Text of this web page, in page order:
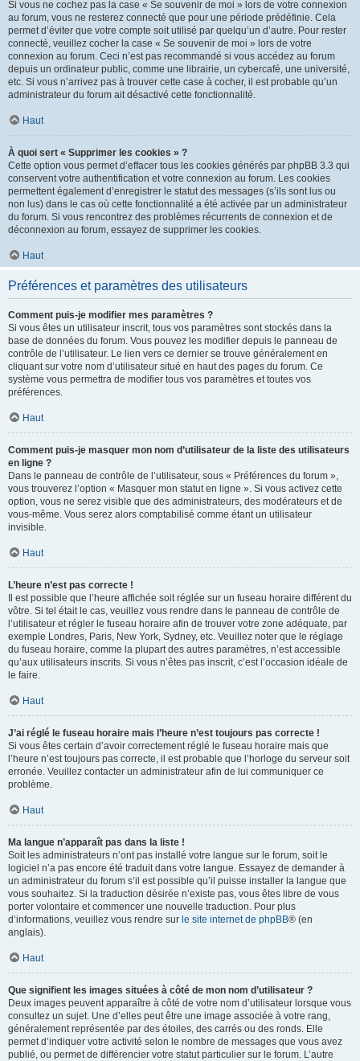
Si vous ne cochez pas la case « Se souvenir de moi » lors de votre connexion
au forum, vous ne resterez connecté que pour une période prédéfinie. Cela
permet d’éviter que votre compte soit utilisé par quelqu’un d’autre. Pour rester
connecté, veuillez cocher la case « Se souvenir de moi » lors de votre
connexion au forum. Ceci n’est pas recommandé si vous accédez au forum
depuis un ordinateur public, comme une librairie, un cybercafé, une université,
etc. Si vous n’arrivez pas à trouver cette case à cocher, il est probable qu’un
administrateur du forum ait désactivé cette fonctionnalité.
Haut
À quoi sert « Supprimer les cookies » ?
Cette option vous permet d’effacer tous les cookies générés par phpBB 3.3 qui
conservent votre authentification et votre connexion au forum. Les cookies
permettent également d’enregistrer le statut des messages (s’ils sont lus ou
non lus) dans le cas où cette fonctionnalité a été activée par un administrateur
du forum. Si vous rencontrez des problèmes récurrents de connexion et de
déconnexion au forum, essayez de supprimer les cookies.
Haut
Préférences et paramètres des utilisateurs
Comment puis-je modifier mes paramètres ?
Si vous êtes un utilisateur inscrit, tous vos paramètres sont stockés dans la
base de données du forum. Vous pouvez les modifier depuis le panneau de
contrôle de l’utilisateur. Le lien vers ce dernier se trouve généralement en
cliquant sur votre nom d’utilisateur situé en haut des pages du forum. Ce
système vous permettra de modifier tous vos paramètres et toutes vos
préférences.
Haut
Comment puis-je masquer mon nom d’utilisateur de la liste des utilisateurs
en ligne ?
Dans le panneau de contrôle de l’utilisateur, sous « Préférences du forum »,
vous trouverez l’option « Masquer mon statut en ligne ». Si vous activez cette
option, vous ne serez visible que des administrateurs, des modérateurs et de
vous-même. Vous serez alors comptabilisé comme étant un utilisateur
invisible.
Haut
L’heure n’est pas correcte !
Il est possible que l’heure affichée soit réglée sur un fuseau horaire différent du
vôtre. Si tel était le cas, veuillez vous rendre dans le panneau de contrôle de
l’utilisateur et régler le fuseau horaire afin de trouver votre zone adéquate, par
exemple Londres, Paris, New York, Sydney, etc. Veuillez noter que le réglage
du fuseau horaire, comme la plupart des autres paramètres, n’est accessible
qu’aux utilisateurs inscrits. Si vous n’êtes pas inscrit, c’est l’occasion idéale de
le faire.
Haut
J’ai réglé le fuseau horaire mais l’heure n’est toujours pas correcte !
Si vous êtes certain d’avoir correctement réglé le fuseau horaire mais que
l’heure n’est toujours pas correcte, il est probable que l’horloge du serveur soit
erronée. Veuillez contacter un administrateur afin de lui communiquer ce
problème.
Haut
Ma langue n’apparaît pas dans la liste !
Soit les administrateurs n’ont pas installé votre langue sur le forum, soit le
logiciel n’a pas encore été traduit dans votre langue. Essayez de demander à
un administrateur du forum s’il est possible qu’il puisse installer la langue que
vous souhaitez. Si la traduction désirée n’existe pas, vous êtes libre de vous
porter volontaire et commencer une nouvelle traduction. Pour plus
d’informations, veuillez vous rendre sur le site internet de phpBB® (en
anglais).
Haut
Que signifient les images situées à côté de mon nom d’utilisateur ?
Deux images peuvent apparaître à côté de votre nom d’utilisateur lorsque vous
consultez un sujet. Une d’elles peut être une image associée à votre rang,
généralement représentée par des étoiles, des carrés ou des ronds. Elle
permet d’indiquer votre activité selon le nombre de messages que vous avez
publié, ou permet de différencier votre statut particulier sur le forum. L’autre